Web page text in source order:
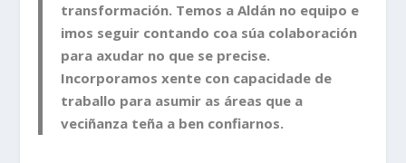
transformación. Temos a Aldán no equipo e
imos seguir contando coa súa colaboración
para axudar no que se precise.
Incorporamos xente con capacidade de
traballo para asumir as áreas que a
veciñanza teña a ben confiarnos.